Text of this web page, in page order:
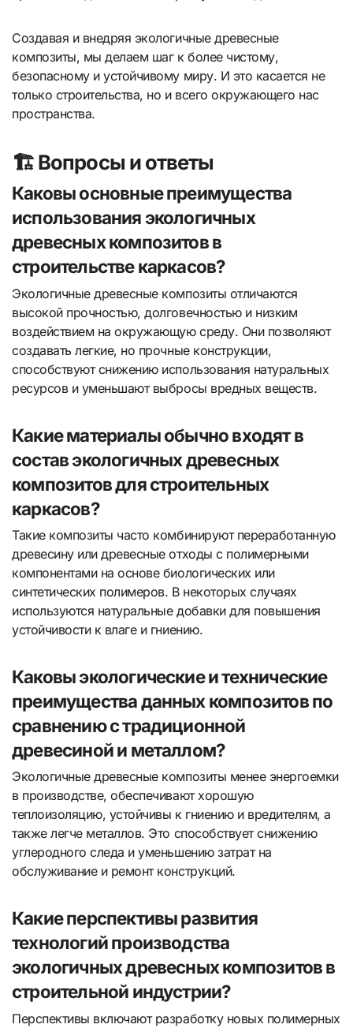
Создавая и внедряя экологичные древесные
композиты, мы делаем шаг к более чистому,
безопасному и устойчивому миру. И это касается не
только строительства, но и всего окружающего нас
пространства.
🏗️ Вопросы и ответы
Каковы основные преимущества
использования экологичных
древесных композитов в
строительстве каркасов?
Экологичные древесные композиты отличаются
высокой прочностью, долговечностью и низким
воздействием на окружающую среду. Они позволяют
создавать легкие, но прочные конструкции,
способствуют снижению использования натуральных
ресурсов и уменьшают выбросы вредных веществ.
Какие материалы обычно входят в
состав экологичных древесных
композитов для строительных
каркасов?
Такие композиты часто комбинируют переработанную
древесину или древесные отходы с полимерными
компонентами на основе биологических или
синтетических полимеров. В некоторых случаях
используются натуральные добавки для повышения
устойчивости к влаге и гниению.
Каковы экологические и технические
преимущества данных композитов по
сравнению с традиционной
древесиной и металлом?
Экологичные древесные композиты менее энергоемки
в производстве, обеспечивают хорошую
теплоизоляцию, устойчивы к гниению и вредителям, а
также легче металлов. Это способствует снижению
углеродного следа и уменьшению затрат на
обслуживание и ремонт конструкций.
Какие перспективы развития
технологий производства
экологичных древесных композитов в
строительной индустрии?
Перспективы включают разработку новых полимерных